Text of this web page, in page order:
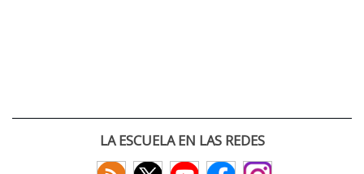
LA ESCUELA EN LAS REDES